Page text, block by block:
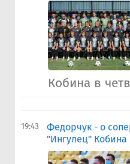
Кобина в
19:43
Федорчук - о
"Ингулец"